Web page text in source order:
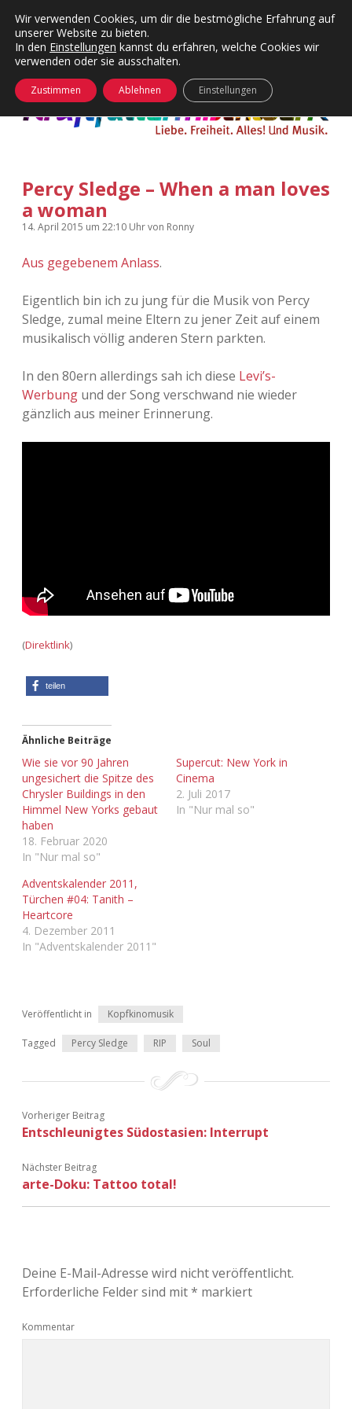
Kategorien
Menü
24 Hours Chilling
Die Wende
KFMW-Disco
kfmw.stuff
Kopfkinomusik
Nur mal so
Täglicher Sinnwahn
Visuelles
Wandnotizen
KFMW-Disco
Dates
Contact
Adventskalender
Adventskalender 2010
Adventskalender 2011
Adventskalender 2012
Adventskalender 2013
Adventskalender 2014
Adventskalender 2019
Adventskalender 2023
Adventskalender 2024
facebookinstagram
öffnen
Percy Sledge – When a man loves
a woman
14. April 2015 um 22:10 Uhrvon Ronny
Aus gegebenem Anlass.
Eigentlich bin ich zu jung für die Musik von Percy
Sledge, zumal meine Eltern zu jener Zeit auf einem
musikalisch völlig anderen Stern parkten.
In den 80ern allerdings sah ich diese Levi’s-
Werbung und der Song verschwand nie wieder
gänzlich aus meiner Erinnerung.
(Direktlink)
teilen
Ähnliche Beiträge
Wie sie vor 90 Jahren
ungesichert die Spitze des
Chrysler Buildings in den
Himmel New Yorks gebaut
haben
18. Februar 2020
In "Nur mal so"
Supercut: New York in
Cinema
2. Juli 2017
In "Nur mal so"
Adventskalender 2011,
Türchen #04: Tanith –
Heartcore
4. Dezember 2011
In "Adventskalender 2011"
Veröffentlicht in Kopfkinomusik
Tagged Percy Sledge RIP Soul
Vorheriger Beitrag
Entschleunigtes Südostasien: Interrupt
Nächster Beitrag
arte-Doku: Tattoo total!
Deine E-Mail-Adresse wird nicht veröffentlicht.
Erforderliche Felder sind mit* markiert
Kommentar
Wir verwenden Cookies, um dir die bestmögliche Erfahrung auf
unserer Website zu bieten.
In den Einstellungen kannst du erfahren, welche Cookies wir
verwenden oder sie ausschalten.
Zustimmen Ablehnen Einstellungen